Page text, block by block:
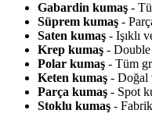
Gabardin kumaş -
Süprem kumaş -
Saten kumaş - Işıklı
Krep kumaş -
Polar kumaş - Tüm
Keten kumaş - Doğal
Parça kumaş - Spot
Stoklu kumaş -